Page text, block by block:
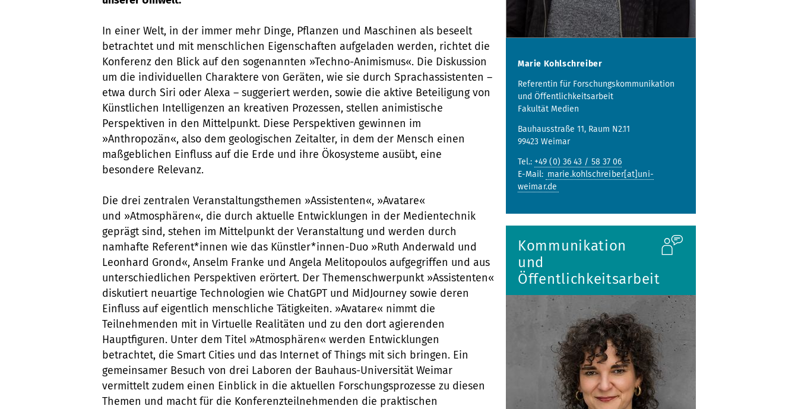
In einer Welt, in der immer mehr Dinge, Pflanzen und Maschinen als beseelt
betrachtet und mit menschlichen Eigenschaften aufgeladen werden, richtet die
Konferenz den Blick auf den sogenannten »Techno-Animismus«. Die Diskussion
um die individuellen Charaktere von Geräten, wie sie durch Sprachassistenten –
etwa durch Siri oder Alexa – suggeriert werden, sowie die aktive Beteiligung von
Künstlichen Intelligenzen an kreativen Prozessen, stellen animistische
Perspektiven in den Mittelpunkt. Diese Perspektiven gewinnen im
»Anthropozän«, also dem geologischen Zeitalter, in dem der Mensch einen
maßgeblichen Einfluss auf die Erde und ihre Ökosysteme ausübt, eine
besondere Relevanz.
Die drei zentralen Veranstaltungsthemen »Assistenten«, »Avatare«
und »Atmosphären«, die durch aktuelle Entwicklungen in der Medientechnik
geprägt sind, stehen im Mittelpunkt der Veranstaltung und werden durch
namhafte Referent*innen wie das Künstler*innen-Duo »Ruth Anderwald und
Leonhard Grond«, Anselm Franke und Angela Melitopoulos aufgegriffen und aus
unterschiedlichen Perspektiven erörtert. Der Themenschwerpunkt »Assistenten«
diskutiert neuartige Technologien wie ChatGPT und MidJourney sowie deren
Einfluss auf eigentlich menschliche Tätigkeiten. »Avatare« nimmt die
Teilnehmenden mit in Virtuelle Realitäten und zu den dort agierenden
Hauptfiguren. Unter dem Titel »Atmosphären« werden Entwicklungen
betrachtet, die Smart Cities und das Internet of Things mit sich bringen. Ein
gemeinsamer Besuch von drei Laboren der Bauhaus-Universität Weimar
vermittelt zudem einen Einblick in die aktuellen Forschungsprozesse zu diesen
Themen und macht für die Konferenzteilnehmenden die praktischen
Marie Kohlschreiber
Referentin für Forschungskommunikation
und Öffentlichkeitsarbeit
Fakultät Medien
Bauhausstraße 11, Raum N2.11
99423 Weimar
Tel.: +49 (0) 36 43 / 58 37 06
E-Mail: marie.kohlschreiber[at]uni-
weimar.de
Kommunikation
und
Öffentlichkeitsarbeit